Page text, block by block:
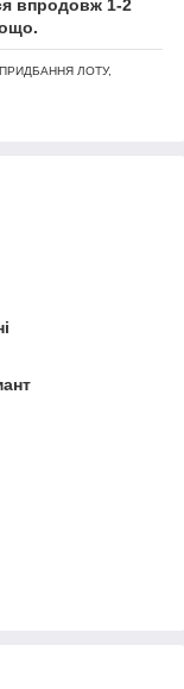
впродовж 1-2
ЛОТУ,